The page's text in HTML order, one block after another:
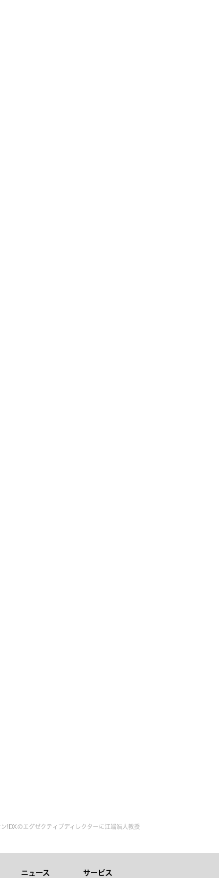
!DXのエグゼクティブディレクターに江端浩人教授
ニュース サービス